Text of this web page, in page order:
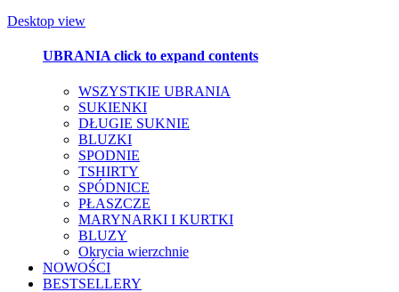
Desktop view
UBRANIAclick to expand contents
WSZYSTKIE UBRANIA
SUKIENKI
DŁUGIE SUKNIE
BLUZKI
SPODNIE
TSHIRTY
SPÓDNICE
PŁASZCZE
MARYNARKI I KURTKI
BLUZY
Okrycia wierzchnie
NOWOŚCI
BESTSELLERY